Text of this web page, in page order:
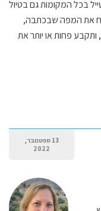
בכל המקומות גם בטיול
את המפה שבכתבה,
פחות או יותר את
13 ספטמבר,
2022